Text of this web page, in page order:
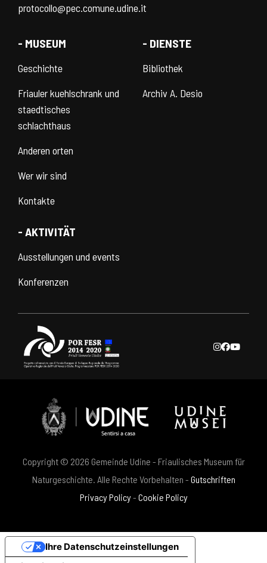
protocollo@pec.comune.udine.it
- MUSEUM
Geschichte
Friauler kuehlschrank und
staedtisches
schlachthaus
Anderen orten
Wer wir sind
Kontakte
- DIENSTE
Bibliothek
Archiv A. Desio
- AKTIVITÄT
Ausstellungen und events
Konferenzen
Copyright © 2026 Gemeinde Udine - Friaulisches Museum für
Naturgeschichte. Alle Rechte Vorbehalten - Gutschriften
Privacy Policy- Cookie Policy
Ihre Datenschutzeinstellungen